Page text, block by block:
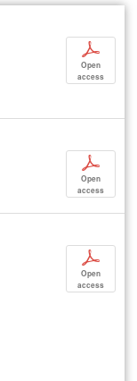
p
Open
access
p
Open
access
p
Open
access